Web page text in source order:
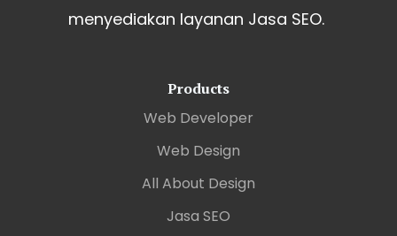
menyediakan layanan Jasa SEO.
Products
Web Developer
Web Design
All About Design
Jasa SEO